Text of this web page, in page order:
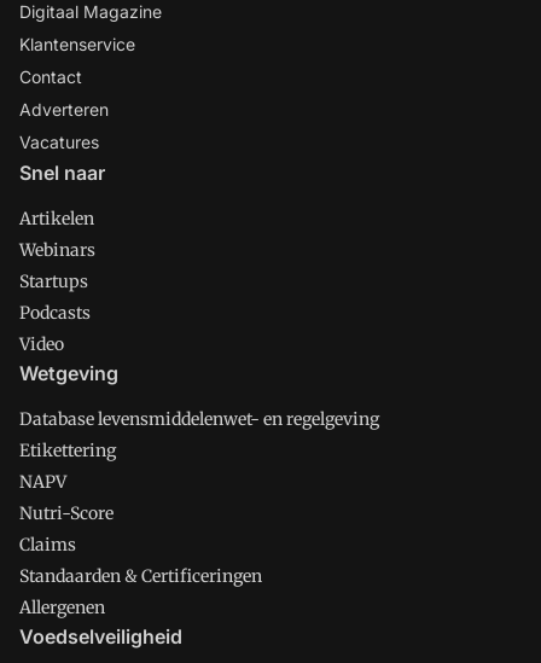
Digitaal Magazine
Klantenservice
Contact
Adverteren
Vacatures
Snel naar
Artikelen
Webinars
Startups
Podcasts
Video
Wetgeving
Database levensmiddelenwet- en regelgeving
Etikettering
NAPV
Nutri-Score
Claims
Standaarden & Certificeringen
Allergenen
Voedselveiligheid